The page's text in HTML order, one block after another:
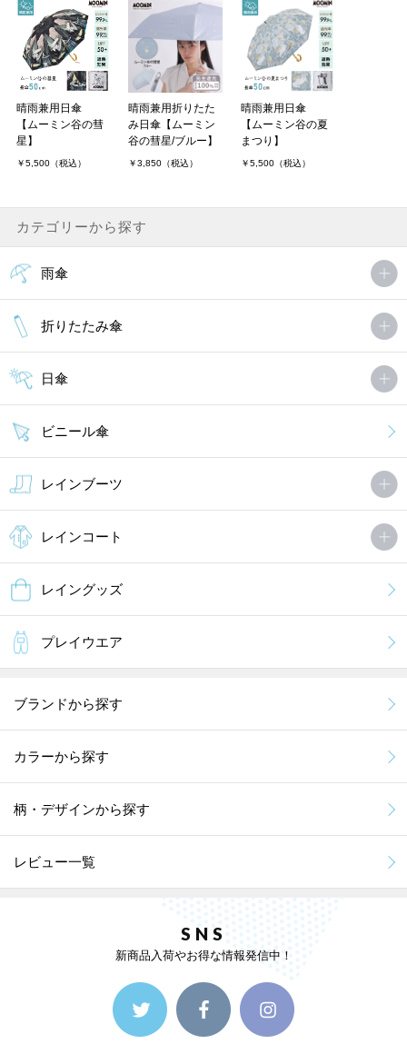
晴雨兼用日傘
【ムーミン谷の彗
星】
￥5,500（税込）
晴雨兼用折りたた
み日傘【ムーミン
谷の彗星/ブルー】
￥3,850（税込）
晴雨兼用日傘
【ムーミン谷の夏
まつり】
￥5,500（税込）
カテゴリーから探す
雨傘
折りたたみ傘
日傘
ビニール傘
レインブーツ
レインコート
レイングッズ
プレイウエア
ブランドから探す
カラーから探す
柄・デザインから探す
レビュー一覧
SNS
新商品入荷やお得な情報発信中！